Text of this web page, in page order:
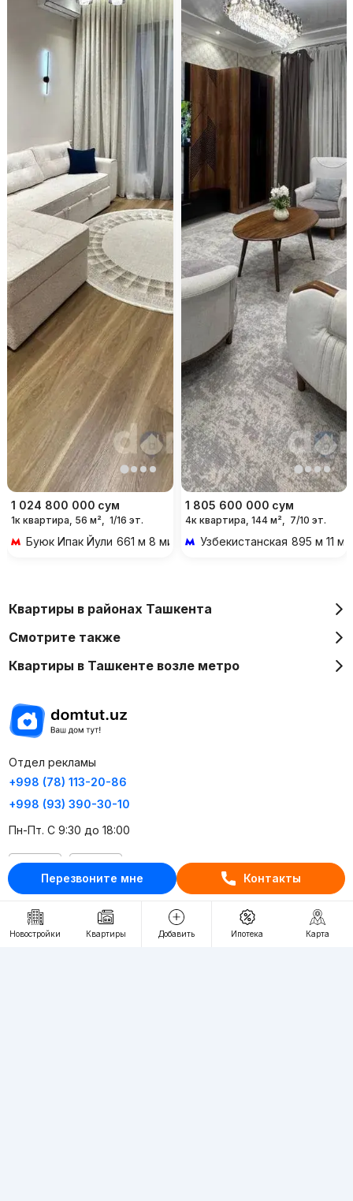
Перезвоните мне Контакты
1 024 800 000 сум
1к квартира, 56 м², 1/16 эт.
Буюк Ипак Йули 661 м 8 мин пешком
1 805 600 000 сум
4к квартира, 144 м², 7/10 эт.
Узбекистанская 895 м 11
Новостройки Квартиры Добавить Ипотека Карта
Квартиры в районах Ташкента
Смотрите также
Квартиры в Ташкенте возле метро
Отдел рекламы
+998 (78) 113-20-86
+998 (93) 390-30-10
Пн-Пт. С 9:30 до 18:00
RU
Контакты
О проекте